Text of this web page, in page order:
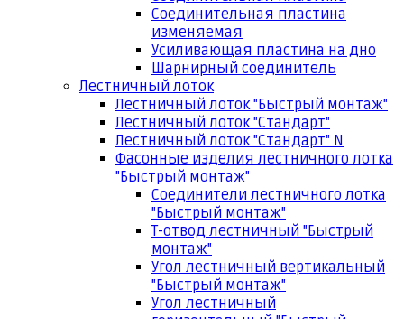
Соединительная пластина
изменяемая
Усиливающая пластина на дно
Шарнирный соединитель
Лестничный лоток
Лестничный лоток "Быстрый монтаж"
Лестничный лоток "Стандарт"
Лестничный лоток "Стандарт" N
Фасонные изделия лестничного лотка
"Быстрый монтаж"
Соединители лестничного лотка
"Быстрый монтаж"
Т-отвод лестничный "Быстрый
монтаж"
Угол лестничный вертикальный
"Быстрый монтаж"
Угол лестничный